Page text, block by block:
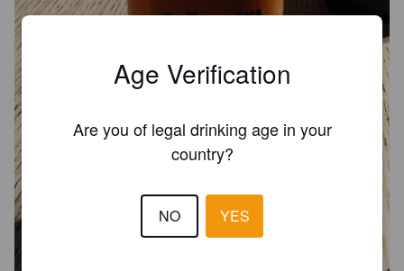
Age Verification
Are you of legal drinking age in your
country?
NO YES